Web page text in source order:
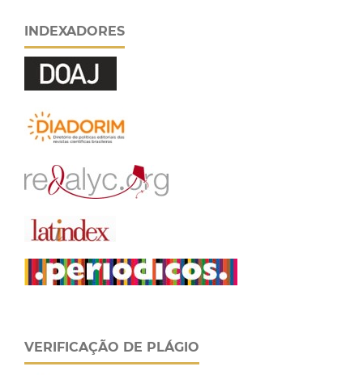
INDEXADORES
VERIFICAÇÃO DE PLÁGIO